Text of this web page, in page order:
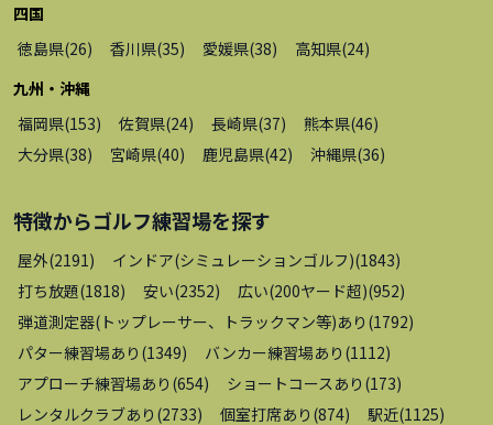
四国
徳島県(26) 香川県(35) 愛媛県(38) 高知県(24)
九州・沖縄
福岡県(153) 佐賀県(24) 長崎県(37) 熊本県(46)
大分県(38) 宮崎県(40) 鹿児島県(42) 沖縄県(36)
特徴からゴルフ練習場を探す
屋外(2191 ) インドア(シミュレーションゴルフ)(1843)
打ち放題(1818) 安い(2352) 広い(200ヤード超)(952)
弾道測定器(トップレーサー、トラックマン等)あり (1792)
パター練習場あり (1349) バンカー練習場あり (1112)
アプローチ練習場あり (654) ショートコースあり (173)
レンタルクラブあり (2733) 個室打席あり (874) 駅近(1125)